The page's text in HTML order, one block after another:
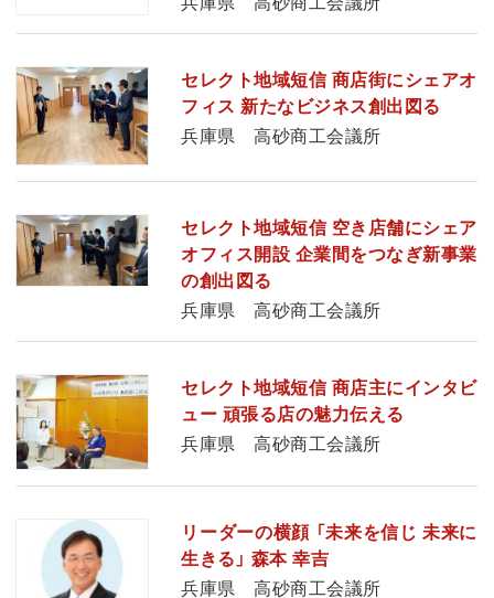
セレクト地域短信 商店街にシェアオ
フィス 新たなビジネス創出図る
兵庫県 高砂商工会議所
セレクト地域短信 空き店舗にシェア
オフィス開設 企業間をつなぎ新事業
の創出図る
兵庫県 高砂商工会議所
セレクト地域短信 商店主にインタビ
ュー 頑張る店の魅力伝える
兵庫県 高砂商工会議所
リーダーの横顔 「未来を信じ 未来に
生きる」 森本 幸吉
兵庫県 高砂商工会議所